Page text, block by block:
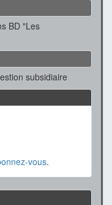
BD "Les
subsidiaire
vous.